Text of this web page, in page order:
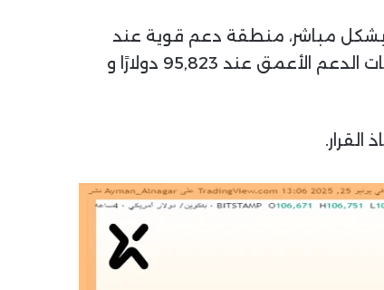
يلي هذا الدعم، بشكل مباشر، منطقة دعم قوية عند
100,764 دولارًا. في حال كسر السعر هذه المستويات، قد يتجه نحو الدعم عند 98,240 دولارًا، ثم مستويات الدعم الأعمق عند 95,823 دولارًا و